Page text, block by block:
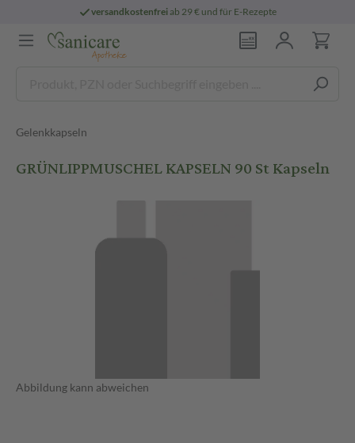
versandkostenfreiab 29 € und für E-Rezepte
Gelenkkapseln
GRÜNLIPPMUSCHEL KAPSELN 90 St Kapseln
Abbildung kann abweichen